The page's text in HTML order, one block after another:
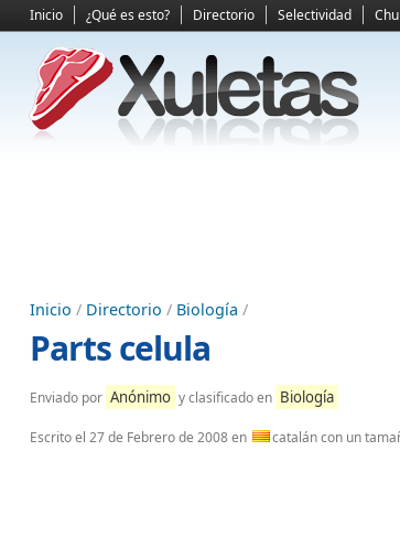
Inicio ¿Qué es esto? Directorio Selectividad
Inicio / Directorio / Biología /
Parts celula
Enviado por Anónimo y clasificado en Biología
Escrito el 27 de Febrero de 2008en catalán con un